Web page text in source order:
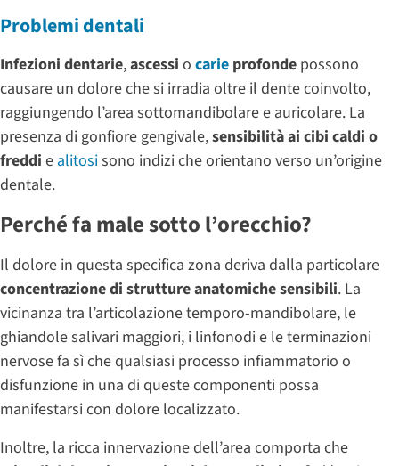
Problemi dentali
Infezioni dentarie,ascessi o carie profonde possono
causare un dolore che si irradia oltre il dente coinvolto,
raggiungendo l’area sottomandibolare e auricolare. La
presenza di gonfiore gengivale,sensibilità ai cibi caldi o
freddi e alitosisono indizi che orientano verso un’origine
dentale.
Perché fa male sotto l’orecchio?
Il dolore in questa specifica zona deriva dalla particolare
concentrazione di strutture anatomiche sensibili. La
vicinanza tra l’articolazione temporo-mandibolare, le
ghiandole salivari maggiori, i linfonodi e le terminazioni
nervose fa sì che qualsiasi processo infiammatorio o
disfunzione in una di queste componenti possa
manifestarsi con dolore localizzato.
Inoltre, la ricca innervazione dell’area comporta che